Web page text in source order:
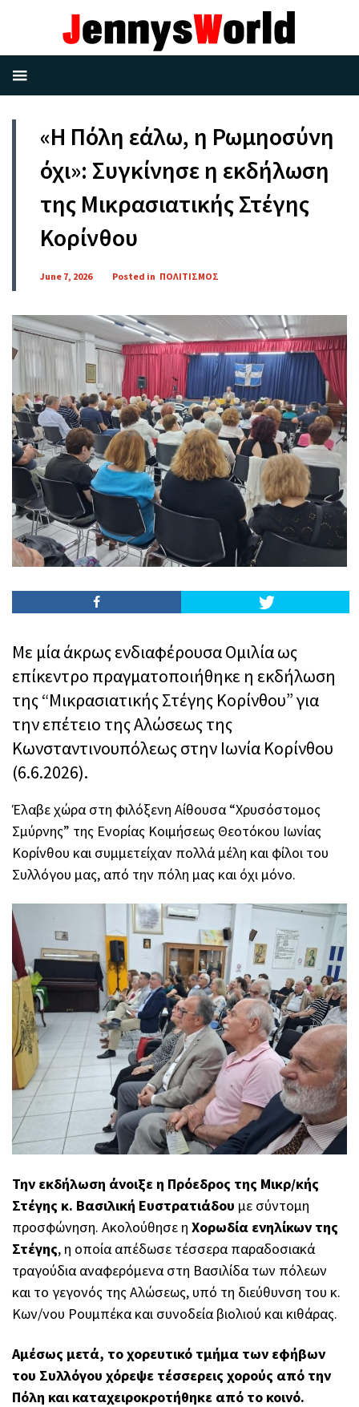
«Η Πόλη εάλω, η Ρωμηοσύνη
όχι»: Συγκίνησε η εκδήλωση
της Μικρασιατικής Στέγης
Κορίνθου
June 7, 2026 Posted in ΠΟΛΙΤΙΣΜΟΣ
Με μία άκρως ενδιαφέρουσα Ομιλία ως
επίκεντρο πραγματοποιήθηκε η εκδήλωση
της “Μικρασιατικής Στέγης Κορίνθου” για
την επέτειο της Αλώσεως της
Κωνσταντινουπόλεως στην Ιωνία Κορίνθου
(6.6.2026).
Έλαβε χώρα στη φιλόξενη Αίθουσα “Χρυσόστομος
Σμύρνης” της Ενορίας Κοιμήσεως Θεοτόκου Ιωνίας
Κορίνθου και συμμετείχαν πολλά μέλη και φίλοι του
Συλλόγου μας, από την πόλη μας και όχι μόνο.
Την εκδήλωση άνοιξε η Πρόεδρος της Μικρ/κής
Στέγης κ. Βασιλική Ευστρατιάδου με σύντομη
προσφώνηση. Ακολούθησε η Χορωδία ενηλίκων της
Στέγης, η οποία απέδωσε τέσσερα παραδοσιακά
τραγούδια αναφερόμενα στη Βασιλίδα των πόλεων
και το γεγονός της Αλώσεως, υπό τη διεύθυνση του κ.
Κων/νου Ρουμπέκα και συνοδεία βιολιού και κιθάρας.
Αμέσως μετά, το χορευτικό τμήμα των εφήβων
του Συλλόγου χόρεψε τέσσερεις χορούς από την
Πόλη και καταχειροκροτήθηκε από το κοινό.